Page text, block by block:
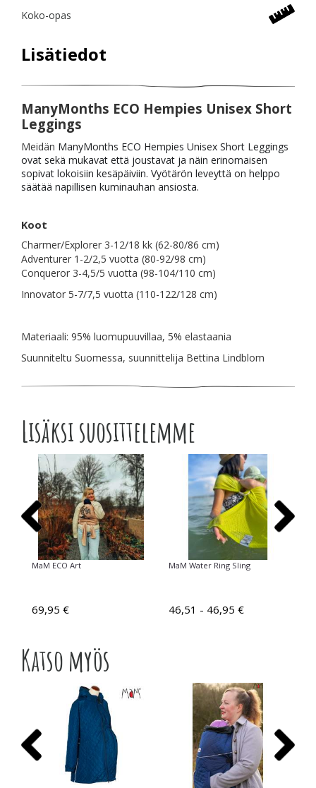
Koko-opas
Lisätiedot
ManyMonths ECO Hempies Unisex Short
Leggings
Meidän ManyMonths ECO Hempies Unisex Short Leggings
ovat sekä mukavat että joustavat ja näin erinomaisen
sopivat lokoisiin kesäpäiviin. Vyötärön leveyttä on helppo
säätää napillisen kuminauhan ansiosta.
Koot
Charmer/Explorer 3-12/18 kk (62-80/86 cm)
Adventurer 1-2/2,5 vuotta (80-92/98 cm)
Conqueror 3-4,5/5 vuotta (98-104/110 cm)
Innovator 5-7/7,5 vuotta (110-122/128 cm)
Materiaali: 95% luomupuuvillaa, 5% elastaania
Suunniteltu Suomessa, suunnittelija Bettina Lindblom
Lisäksi suosittelemme
MaM ECO Art
69,95 €
MaM Water Ring Sling
46,51 - 46,95 €
Katso myös